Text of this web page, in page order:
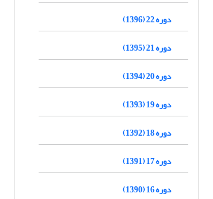
دوره 22 (1396)
دوره 21 (1395)
دوره 20 (1394)
دوره 19 (1393)
دوره 18 (1392)
دوره 17 (1391)
دوره 16 (1390)